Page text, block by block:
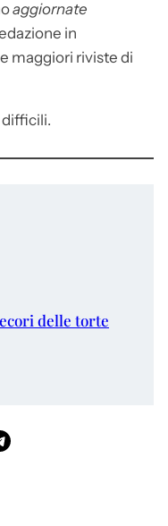
aggiornate
in
maggiori riviste di
delle torte